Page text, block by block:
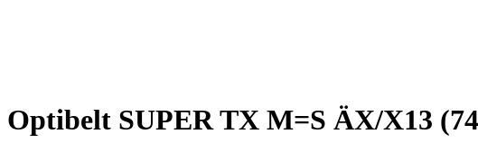
Optibelt SUPER TX M=S ÄX/X13